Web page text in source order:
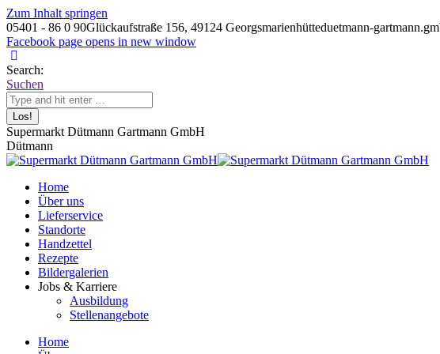
Zum Inhalt springen
05401 - 86 0 90Glückaufstraße 156, 49124 Georgsmarienhütteduetmann-
Facebook page opens in new window
Search:
Suchen
Supermarkt Dütmann Gartmann GmbH
Dütmann
Home
Über uns
Lieferservice
Standorte
Handzettel
Rezepte
Bildergalerien
Jobs & Karriere
Ausbildung
Stellenangebote
Home